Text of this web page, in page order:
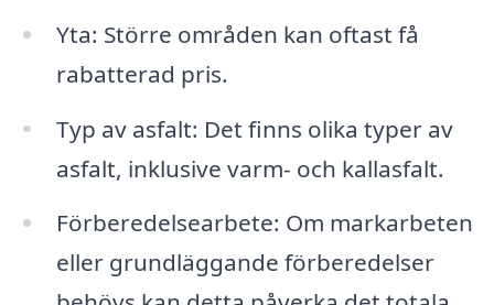
Yta: Större områden kan oftast få
rabatterad pris.
Typ av asfalt: Det finns olika typer av
asfalt, inklusive varm- och kallasfalt.
Förberedelsearbete: Om markarbeten
eller grundläggande förberedelser